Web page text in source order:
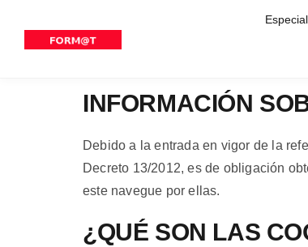
INFORMACIÓN
Debido a la entrada en vigor de la
Decreto 13/2012, es de obligación
este navegue por ellas.
¿QUÉ SON LAS